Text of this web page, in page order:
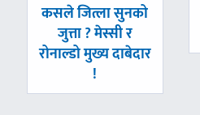
पछिल्लाे
कसले जित्ला सुनको
जुत्ता ? मेस्सी र
रोनाल्डो मुख्य दाबेदार
!